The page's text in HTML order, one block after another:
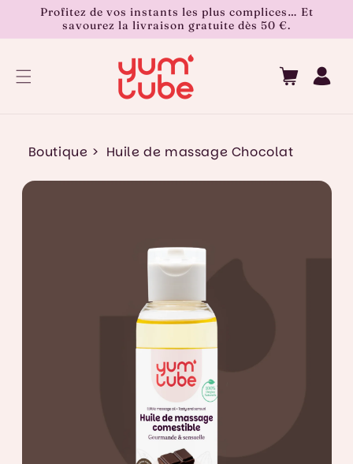
passer au contenu
Profitez de vos instants les plus complices… Et
savourez la livraison gratuite dès 50 €.
PanierConnexion
Boutique > Huile de massage Chocolat